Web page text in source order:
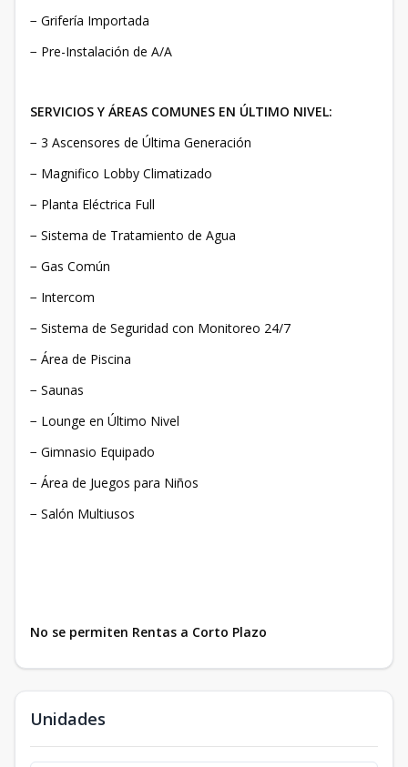
− Grifería Importada
− Pre-Instalación de A/A
SERVICIOS Y ÁREAS COMUNES EN ÚLTIMO NIVEL:
− 3 Ascensores de Última Generación
− Magnifico Lobby Climatizado
− Planta Eléctrica Full
− Sistema de Tratamiento de Agua
− Gas Común
− Intercom
− Sistema de Seguridad con Monitoreo 24/7
− Área de Piscina
− Saunas
− Lounge en Último Nivel
− Gimnasio Equipado
− Área de Juegos para Niños
− Salón Multiusos
No se permiten Rentas a Corto Plazo
Unidades